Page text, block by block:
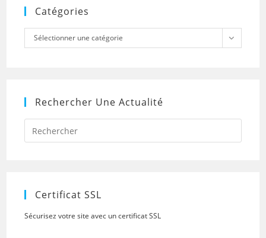
Catégories
Catégories
Sélectionner une catégorie
Rechercher Une Actualité
Press
to
Certificat SSL
Sécurisez votre site avec un certificat SSL